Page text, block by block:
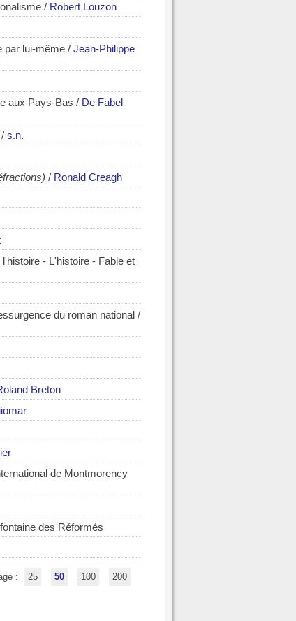
/ Robert Louzon
par lui-même / Jean-Philippe
aux Pays-Bas / De Fabel
/ s.n.
/ Ronald Creagh
- L'histoire - Fable et
du roman national /
Breton
de Montmorency
des Réformés
: 25 50 100 200